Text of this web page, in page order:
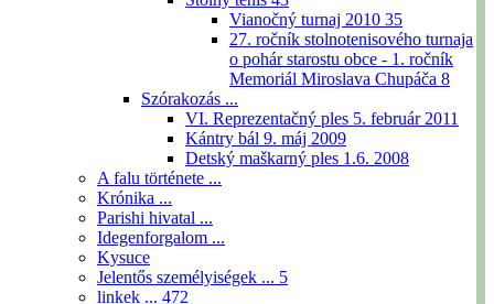
Vianočný turnaj 2010 35
27. ročník stolnotenisového turnaja
o pohár starostu obce - 1. ročník
Memoriál Miroslava Chupáča 8
Szórakozás ...
VI. Reprezentačný ples 5. február 2011
Kántry bál 9. máj 2009
Detský maškarný ples 1.6. 2008
A falu története ...
Krónika ...
Parishi hivatal ...
Idegenforgalom ...
Kysuce
Jelentős személyiségek ... 5
linkek ... 472